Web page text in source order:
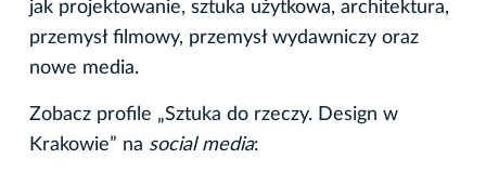
jak projektowanie, sztuka użytkowa, architektura,
przemysł filmowy, przemysł wydawniczy oraz
nowe media.
Zobacz profile „Sztuka do rzeczy. Design w
Krakowie” na social media: